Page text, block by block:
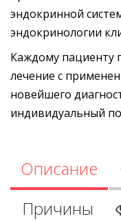
эндокринной
эндокринологии
Каждому пациенту
лечение с
новейшего
индивидуальный
Описание
Причины